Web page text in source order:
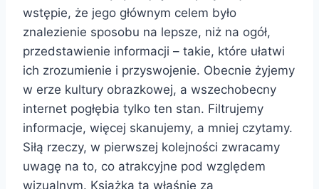
wstępie, że jego głównym celem było
znalezienie sposobu na lepsze, niż na ogół,
przedstawienie informacji – takie, które ułatwi
ich zrozumienie i przyswojenie. Obecnie żyjemy
w erze kultury obrazkowej, a wszechobecny
internet pogłębia tylko ten stan. Filtrujemy
informacje, więcej skanujemy, a mniej czytamy.
Siłą rzeczy, w pierwszej kolejności zwracamy
uwagę na to, co atrakcyjne pod względem
wizualnym. Książka ta właśnie za